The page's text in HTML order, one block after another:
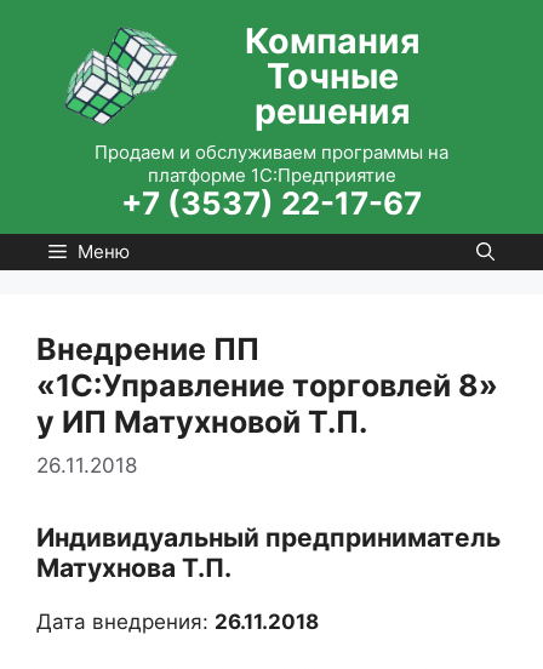
содержимому
Компания
Точные
решения
Продаем и обслуживаем программы на
платформе 1С:Предприятие
+7 (3537) 22-17-67
Меню
Внедрение ПП
«1С:Управление торговлей 8»
у ИП Матухновой Т.П.
26.11.2018
Индивидуальный предприниматель
Матухнова Т.П.
Дата внедрения: 26.11.2018